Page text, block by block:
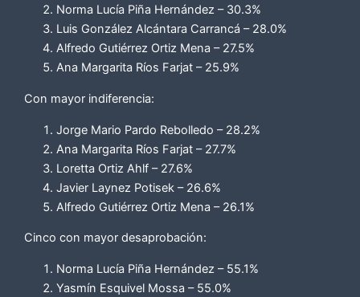
Norma Lucía Piña Hernández – 30.3%
Luis González Alcántara Carrancá – 28.0%
Alfredo Gutiérrez Ortiz Mena – 27.5%
Ana Margarita Ríos Farjat – 25.9%
Con mayor indiferencia:
Jorge Mario Pardo Rebolledo – 28.2%
Ana Margarita Ríos Farjat – 27.7%
Loretta Ortiz Ahlf – 27.6%
Javier Laynez Potisek – 26.6%
Alfredo Gutiérrez Ortiz Mena – 26.1%
Cinco con mayor desaprobación:
Norma Lucía Piña Hernández – 55.1%
Yasmín Esquivel Mossa – 55.0%